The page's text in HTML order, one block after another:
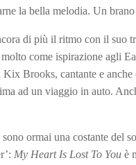
la bella melodia. Un
di più il ritmo con il suo
come ispirazione agli
Brooks, cantante e
ad un viaggio in auto.
ormai una costante del
My Heart Is Lost To Youè